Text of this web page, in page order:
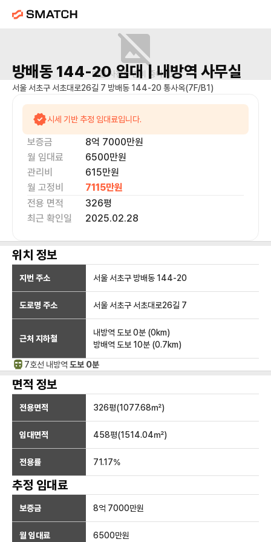
매물 사진을 준비 중이에요.
방배동 144-20임대 | 내방역 사무실
서울 서초구 서초대로26길 7 방배동 144-20 통사옥(7F/B1)
시세 기반 추정 임대료입니다.
보증금 8억 7000만원
월 임대료
6500만원
관리비
615만원
월 고정비
7115만원
전용 면적
326평
최근 확인일
2025.02.28
위치 정보
지번 주소 서울 서초구 방배동 144-20
도로명 주소 서울 서초구 서초대로26길 7
근처 지하철
내방역 도보 0분 (0km)
방배역 도보 10분 (0.7km)
7호선 내방역 도보 0분
면적 정보
전용면적 326평(1077.68㎡)
임대면적 458평(1514.04㎡)
전용률 71.17%
추정 임대료
보증금 8억 7000만원
월 임대료 6500만원